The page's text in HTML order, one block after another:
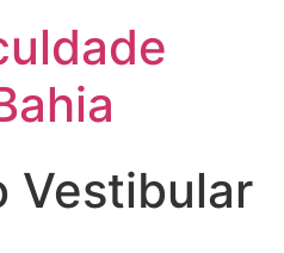
Vestibular